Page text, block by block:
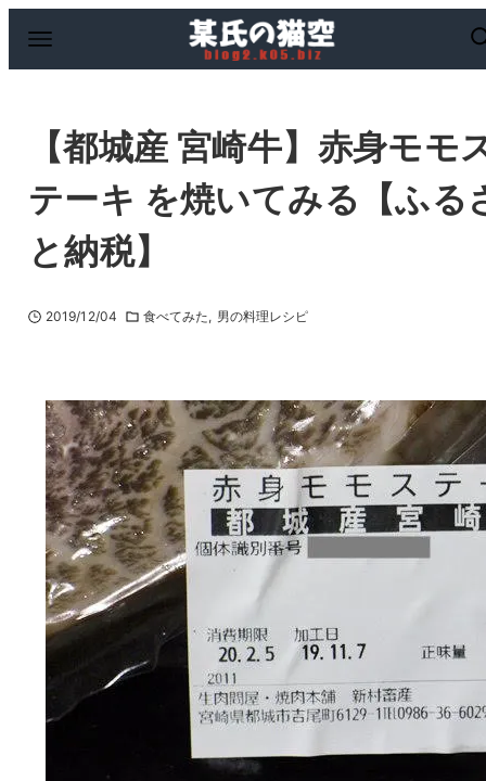
【都城産 宮崎牛】赤身モモ
テーキ を焼いてみる【ふる
と納税】
2019/12/04 食べてみた 男の料理レシピ